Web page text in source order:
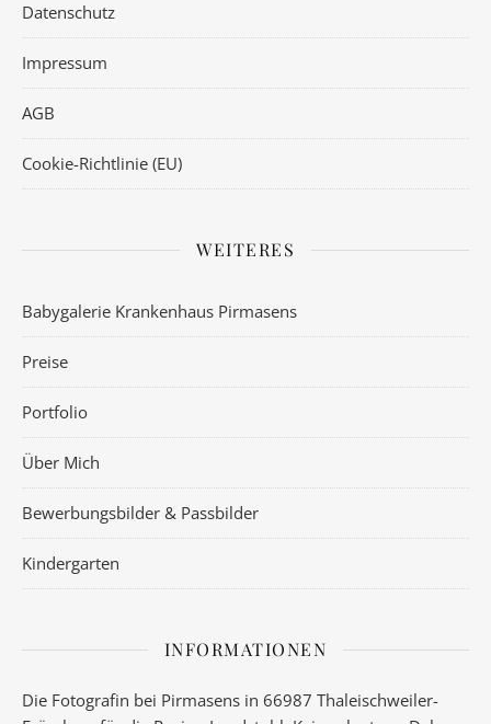
Datenschutz
Impressum
AGB
Cookie-Richtlinie (EU)
WEITERES
Babygalerie Krankenhaus Pirmasens
Preise
Portfolio
Über Mich
Bewerbungsbilder & Passbilder
Kindergarten
INFORMATIONEN
Die Fotografin bei Pirmasens in 66987 Thaleischweiler-